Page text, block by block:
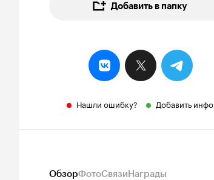
Добавить в папку
Нашли ошибку? Добавить инфо
ОбзорФотоСвязиНаграды